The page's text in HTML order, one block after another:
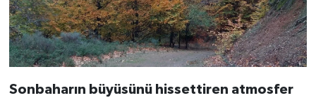
Sonbaharın büyüsünü hissettiren atmosfer